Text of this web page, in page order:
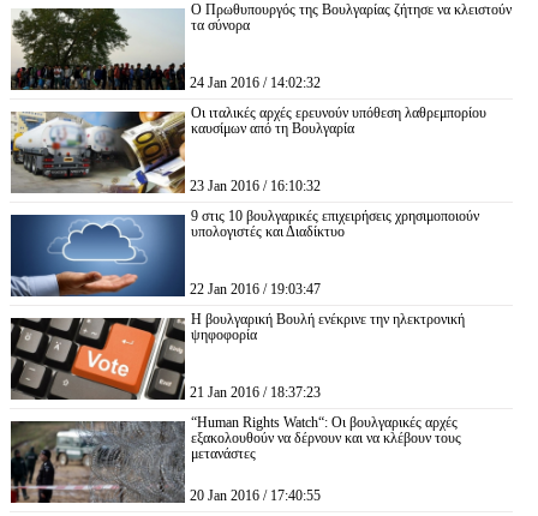
Ο Πρωθυπουργός της Βουλγαρίας ζήτησε να κλειστούν
τα σύνορα
24 Jan 2016 / 14:02:32
Οι ιταλικές αρχές ερευνούν υπόθεση λαθρεμπορίου
καυσίμων από τη Βουλγαρία
23 Jan 2016 / 16:10:32
9 στις 10 βουλγαρικές επιχειρήσεις χρησιμοποιούν
υπολογιστές και Διαδίκτυο
22 Jan 2016 / 19:03:47
Η βουλγαρική Βουλή ενέκρινε την ηλεκτρονική
ψηφοφορία
21 Jan 2016 / 18:37:23
“Human Rights Watch“: Οι βουλγαρικές αρχές
εξακολουθούν να δέρνουν και να κλέβουν τους
μετανάστες
20 Jan 2016 / 17:40:55